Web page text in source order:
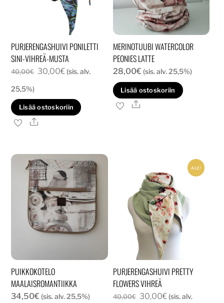
PURJERENGASHUIVI PONILETTI
SINI-VIHREÄ-MUSTA
40,00€ Alkuperäinen
oli:
40,00€.
30,00€Nykyinen
on:
30,00€.
(sis. alv.
25,5%)
Lisää ostoskoriin
Ale
MERINOTUUBI WATERCOLOR
PEONIES LATTE
28,00€ (sis. alv. 25,5%)
Lisää ostoskoriin
Ale
PUIKKOKOTELO
MAALAISROMANTIIKKA
34,50€ (sis. alv. 25,5%)
ALE!
PURJERENGASHUIVI PRETTY
FLOWERS VIHREÄ
40,00€ Alkuperäinen
30,00€Nykyinen
(sis. alv.